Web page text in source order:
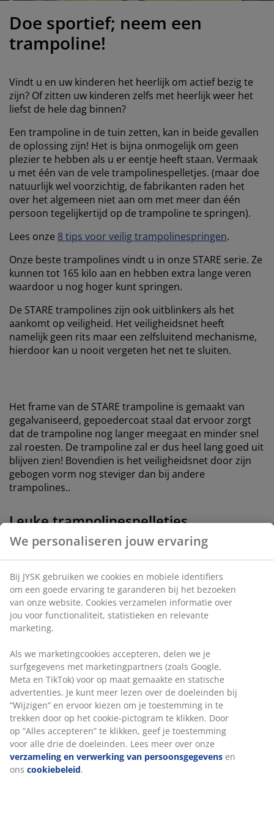
strijken
Doe sportief; neem een
trampoline!
Vindt u en uw kinderen het heerlijk om actief bezig te
zijn? Of zitten uw kinderen zelfs met heerlijk weer het
liefst de hele dag binnen?
Een trampoline in de tuin zetten, kan in beide gevallen
de oplossing zijn! Het is bijna onmogelijk om geen
plezier te hebben als u er eentje heeft staan. Vermaak
u met één van de vele trampolinespelletjes. (maar doe
natuurlijk wel voorzichtig, de fabrikanten raden het
over het algemeen niet aan om met meer dan één
persoon tegelijkertijd op de trampoline te springen).
Lees onze 8 tips voor veilig trampolinespringen.
Onze beste trampolines vindt u in onze STARE serie. Ze
kunnen tot 165 kilo aan en hebben extra lange veren
waardoor u nog hoger kunt springen.
De STARE trampolines zijn ook uitblinkers als het
aankomt op veiligheid. Het veiligheidsnet heeft
namelijk geen rits maar een zelfsluitend mechanisme,
hierdoor kan u nooit vergeten het net te sluiten.
Het frame van de STARE trampoline is gemaakt van
gegalvaniseerd, gepoedercoat staal dat ervoor zorgt
dat de trampoline nog langer meegaat en minder snel
zal roesten. De trampoline zal er dus heel lang goed uit
blijven zien! Bovendien is het veiligheidsnet door zijn
gebogen vorm nog steviger dan bij andere
trampolines..
Leuke trampolinespelletjes
Sleep uzelf en de kinderen mee de frisse buitenlucht in
en maak wat plezier op uw trampoline. Een leuk spel
voor op de trampoline is het “telefoonspel”. Hierbij
zitten de deelnemers aan de rand van de trampoline,
om de beurt gaat er één iemand middenin staan en
doet diegene een “trucje”, een salto bijvoorbeeld. De
tweede deelnemer doet dit na en voegt hier een ander
trucjes kan doen of deze vergeten is heeft verloren. Dit
gaat net zolang door tot er één iemand over blijft; de
winnaar!
Veel plezier op de trampoline!
Datum:15/04/2019
We personaliseren jouw ervaring
Bij JYSK gebruiken we cookies en mobiele identifiers
om een goede ervaring te garanderen bij het bezoeken
van onze website. Cookies verzamelen informatie over
jou voor functionaliteit, statistieken en relevante
marketing.
Als we marketingcookies accepteren, delen we je
surfgegevens met marketingpartners (zoals Google,
Meta en TikTok) voor op maat gemaakte en statische
advertenties. Je kunt meer lezen over de doeleinden bij
“Wijzigen” en ervoor kiezen om je toestemming in te
trekken door op het cookie-pictogram te klikken. Door
op “Alles accepteren” te klikken, geef je toestemming
voor alle drie de doeleinden. Lees meer over onze
verzameling en verwerking van persoonsgegevens en
ons cookiebeleid.